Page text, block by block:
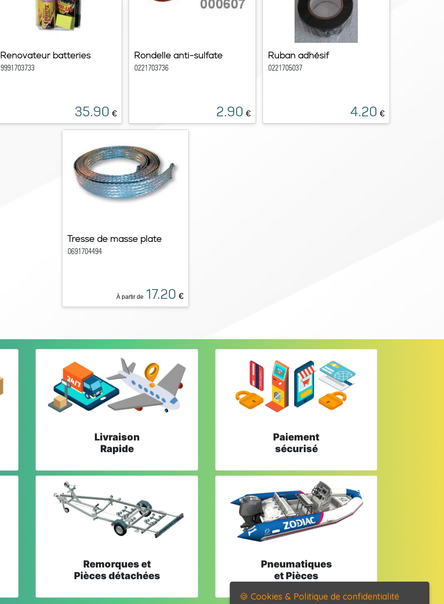
Renovateur batteries
9991703733
35.90 €
Rondelle anti-sulfate
0221703736
2.90 €
Ruban adhésif
0221705037
4.20 €
Tresse de masse plate
0691704494
À partir de 17.20 €
Livraison
Rapide
Paiement
sécurisé
Remorques et
Pièces détachées
Pneumatiques
et Pièces
🍪 Cookies & Politique de confidentialité